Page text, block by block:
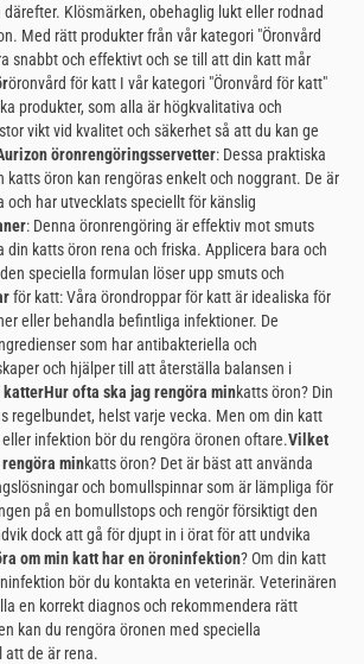
Klösmärken, obehaglig lukt eller rodnad
Med rätt produkter från vår kategori "Öronvård
snabbt och effektivt och se till att din katt mår
öronvård för katt I vår kategori "Öronvård för katt"
produkter, som alla är högkvalitativa och
vikt vid kvalitet och säkerhet så att du kan ge
öronrengöringsservetter: Dessa praktiska
katts öron kan rengöras enkelt och noggrant. De är
och har utvecklats speciellt för känslig
: Denna öronrengöring är effektiv mot smuts
katts öron rena och friska. Applicera bara och
speciella formulan löser upp smuts och
för katt: Våra örondroppar för katt är idealiska för
eller behandla befintliga infektioner. De
som har antibakteriella och
och hjälper till att återställa balansen i
katterHur ofta ska jag rengöra minkatts öron? Din
regelbundet, helst varje vecka. Men om din katt
infektion bör du rengöra öronen oftare.Vilket
minkatts öron? Det är bäst att använda
och bomullspinnar som är lämpliga för
på en bomullstops och rengör försiktigt den
dock att gå för djupt in i örat för att undvika
om min katt har en öroninfektion? Om din katt
bör du kontakta en veterinär. Veterinären
en korrekt diagnos och rekommendera rätt
kan du rengöra öronen med speciella
att de är rena.